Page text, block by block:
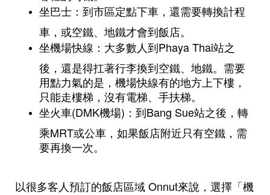
坐巴士：到市區定點下車，還需要轉換計程
車，或空鐵、地鐵才會到飯店。
坐機場快線：大多數人到Phaya Thai站之
後，還是得扛著行李換到空鐵、地鐵。需要
用點力氣的是，機場快線有的地方上下樓，
只能走樓梯，沒有電梯、手扶梯。
坐火車(DMK機場)：到Bang Sue站之後，轉
乘MRT或公車，如果飯店附近只有空鐵，需
要再換一次。
以很多客人預訂的飯店區域 Onnut來說，選擇「機